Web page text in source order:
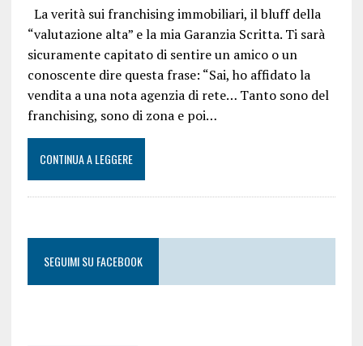
La verità sui franchising immobiliari, il bluff della
“valutazione alta” e la mia Garanzia Scritta. Ti sarà
sicuramente capitato di sentire un amico o un
conoscente dire questa frase: “Sai, ho affidato la
vendita a una nota agenzia di rete… Tanto sono del
franchising, sono di zona e poi…
CONTINUA A LEGGERE
SEGUIMI SU FACEBOOK